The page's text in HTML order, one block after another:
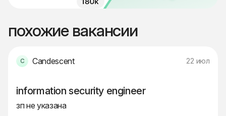
похожие вакансии
Candescent 22 июл
information security engineer
зп не указана